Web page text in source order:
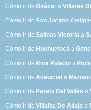
Cómo ir deOsácar aVillares
Cómo ir deSan Jacinto
Cómo ir deSalinas Victoria a
Cómo ir de Huehuetoca a
Cómo ir de Riva Palacio a
Cómo ir deAceuchal a
Cómo ir de Parets Del Vallès a
Cómo ir deVillalba De Adaja a